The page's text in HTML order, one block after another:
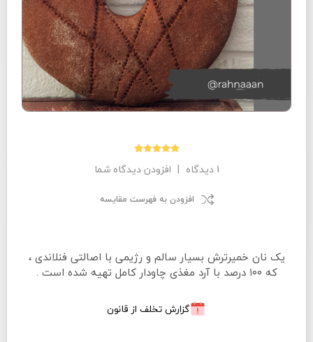
1 دیدگاه | افزودن دیدگاه شما
افزودن به فهرست مقایسه
یک نان خمیرترش بسیار سالم و رژیمی با اصالتی فنلاندی ،
که ۱۰۰ درصد با آرد مغذی چاودار کامل تهیه شده است .
گزارش تخلف از قانون